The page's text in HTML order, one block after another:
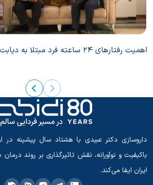
اهمیت رفتارهای 24 ساعته فرد مبتلا به دیابت
داروسازی دکتر عبیدی با هشتاد سال پیشینه در
باکیفیت و نوآورانه، نقش تاثیرگذاری بر روند درمان
ایران ایفا می‌کند.